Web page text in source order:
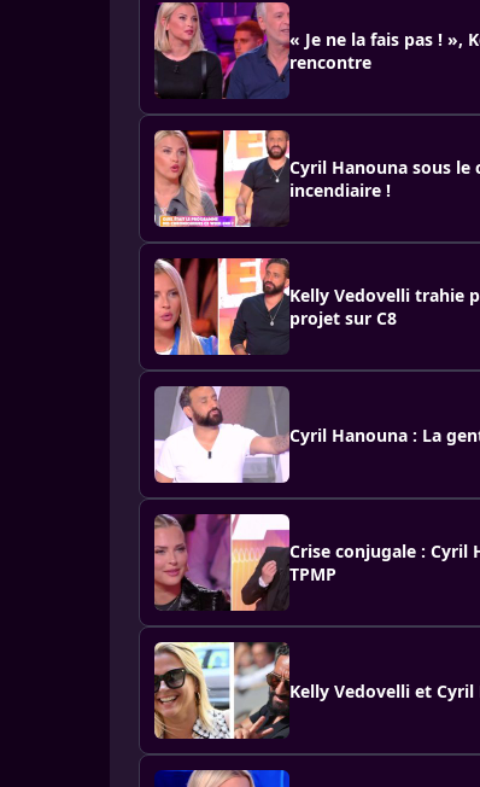
« Je ne la fais pas ! »,
rencontre
Cyril Hanouna sous le
incendiaire !
Kelly Vedovelli trahie
projet sur C8
Cyril Hanouna : La
Crise conjugale : Cyril
TPMP
Kelly Vedovelli et Cyril